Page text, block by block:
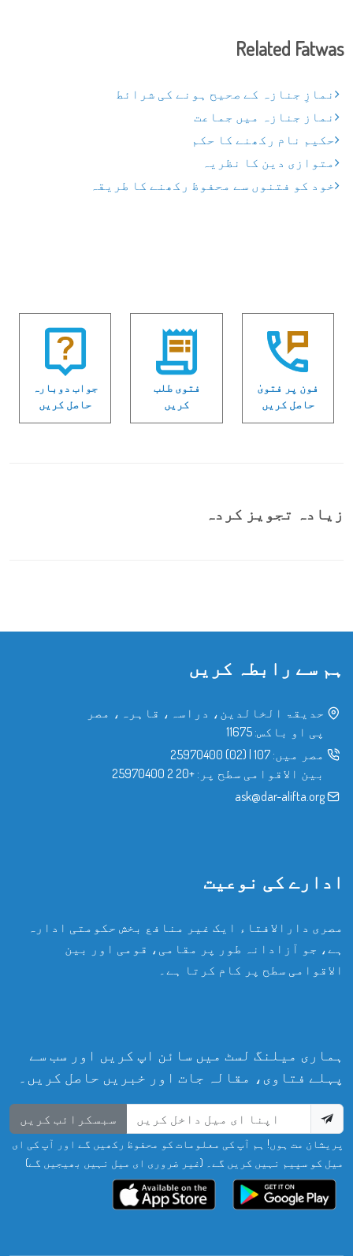
Related Fatwas
نمازِ جنازہ کے صحیح ہونے کی شرائط
نماز جنازہ میں جماعت
حکیم نام رکھنے کا حکم
متوازی دین کا نظریہ
خود کو فتنوں سے محفوظ رکھنے کا طریقہ
فون پر فتویٰ
حاصل کریں
فتوی طلب
کریں
جواب دوبارہ
حاصل کریں
زیادہ تجویز کردہ
ہم سے رابطہ کریں
حدیقۃ الخالدین، دراسہ، قاہرہ، مصر
پی او باکس: 11675
مصر میں: 107
|
(02) 25970400
بین الاقوامی سطح پر: +20 2 25970400
ask@dar-alifta.org
ادارے کی نوعیت
مصری دارالافتاء ایک غیر منافع بخش حکومتی ادارہ
ہے، جو آزادانہ طور پر مقامی، قومی اور بین
الاقوامی سطح پر کام کرتا ہے۔
ہماری میلنگ لسٹ میں سائن اپ کریں اور سب سے
پہلے فتاوی، مقالہ جات اور خبریں حاصل کریں۔
سبسکرائب کریں
پریشان مت ہوں! ہم آپ کی معلومات کو محفوظ رکھیں گے اور آپ کی ای
میل کو سپیم نہیں کریں گے۔ (غیر ضروری ای میل نہیں بھیجیں گے)